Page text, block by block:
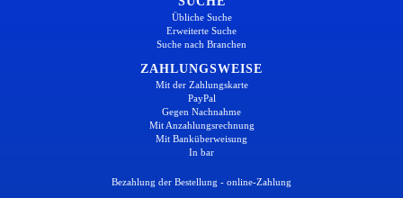
Übliche Suche
Erweiterte Suche
Suche nach Branchen
ZAHLUNGSWEISE
Mit der Zahlungskarte
PayPal
Gegen Nachnahme
Mit Anzahlungsrechnung
Mit Banküberweisung
In bar
Bezahlung der Bestellung - online-Zahlung